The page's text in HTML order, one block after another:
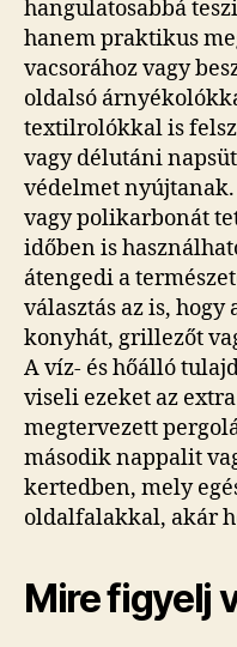
hangulatosabbá
hanem praktikus
vacsorához vagy
oldalsó
textilrolókkal is
vagy délutáni
védelmet
vagy polikarbonát
időben is
átengedi a
választás az is,
konyhát, grillezőt
A víz- és hőálló
viseli ezeket az
megtervezett
második nappalit
kertedben, mely
oldalfalakkal, akár
Mire figyelj